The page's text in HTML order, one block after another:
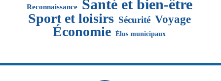
Reconnaissance Santé et bien-être
Sport et loisirs Sécurité Voyage
Économie Élus municipaux